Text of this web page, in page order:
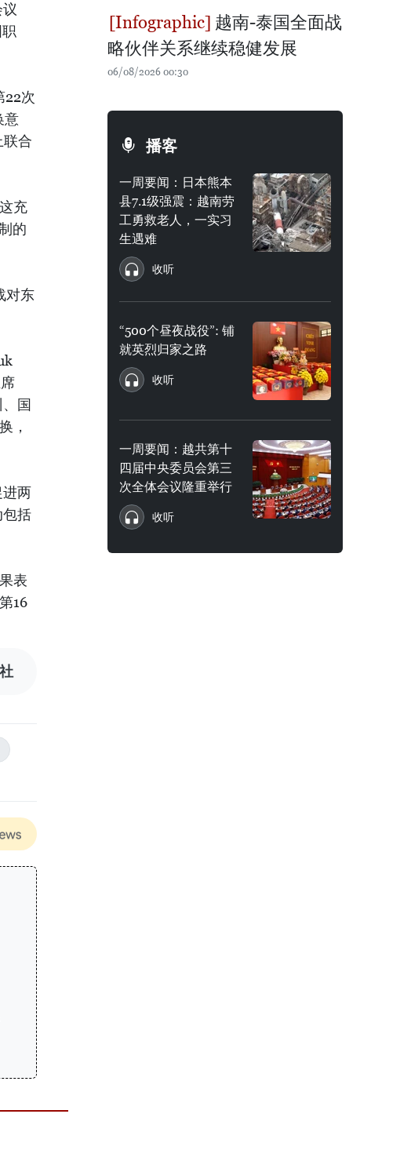
22次
意
合
充
的
对东
国
，
进两
括
表
16
越南-泰国全面战
略伙伴关系继续稳健发展
06/08/2026 00:30
播客
一周要闻：日本熊本
县7.1级强震：越南劳
工勇救老人，一实习
生遇难
收听
“500个昼夜战役”: 铺
就英烈归家之路
收听
一周要闻：越共第十
四届中央委员会第三
次全体会议隆重举行
收听